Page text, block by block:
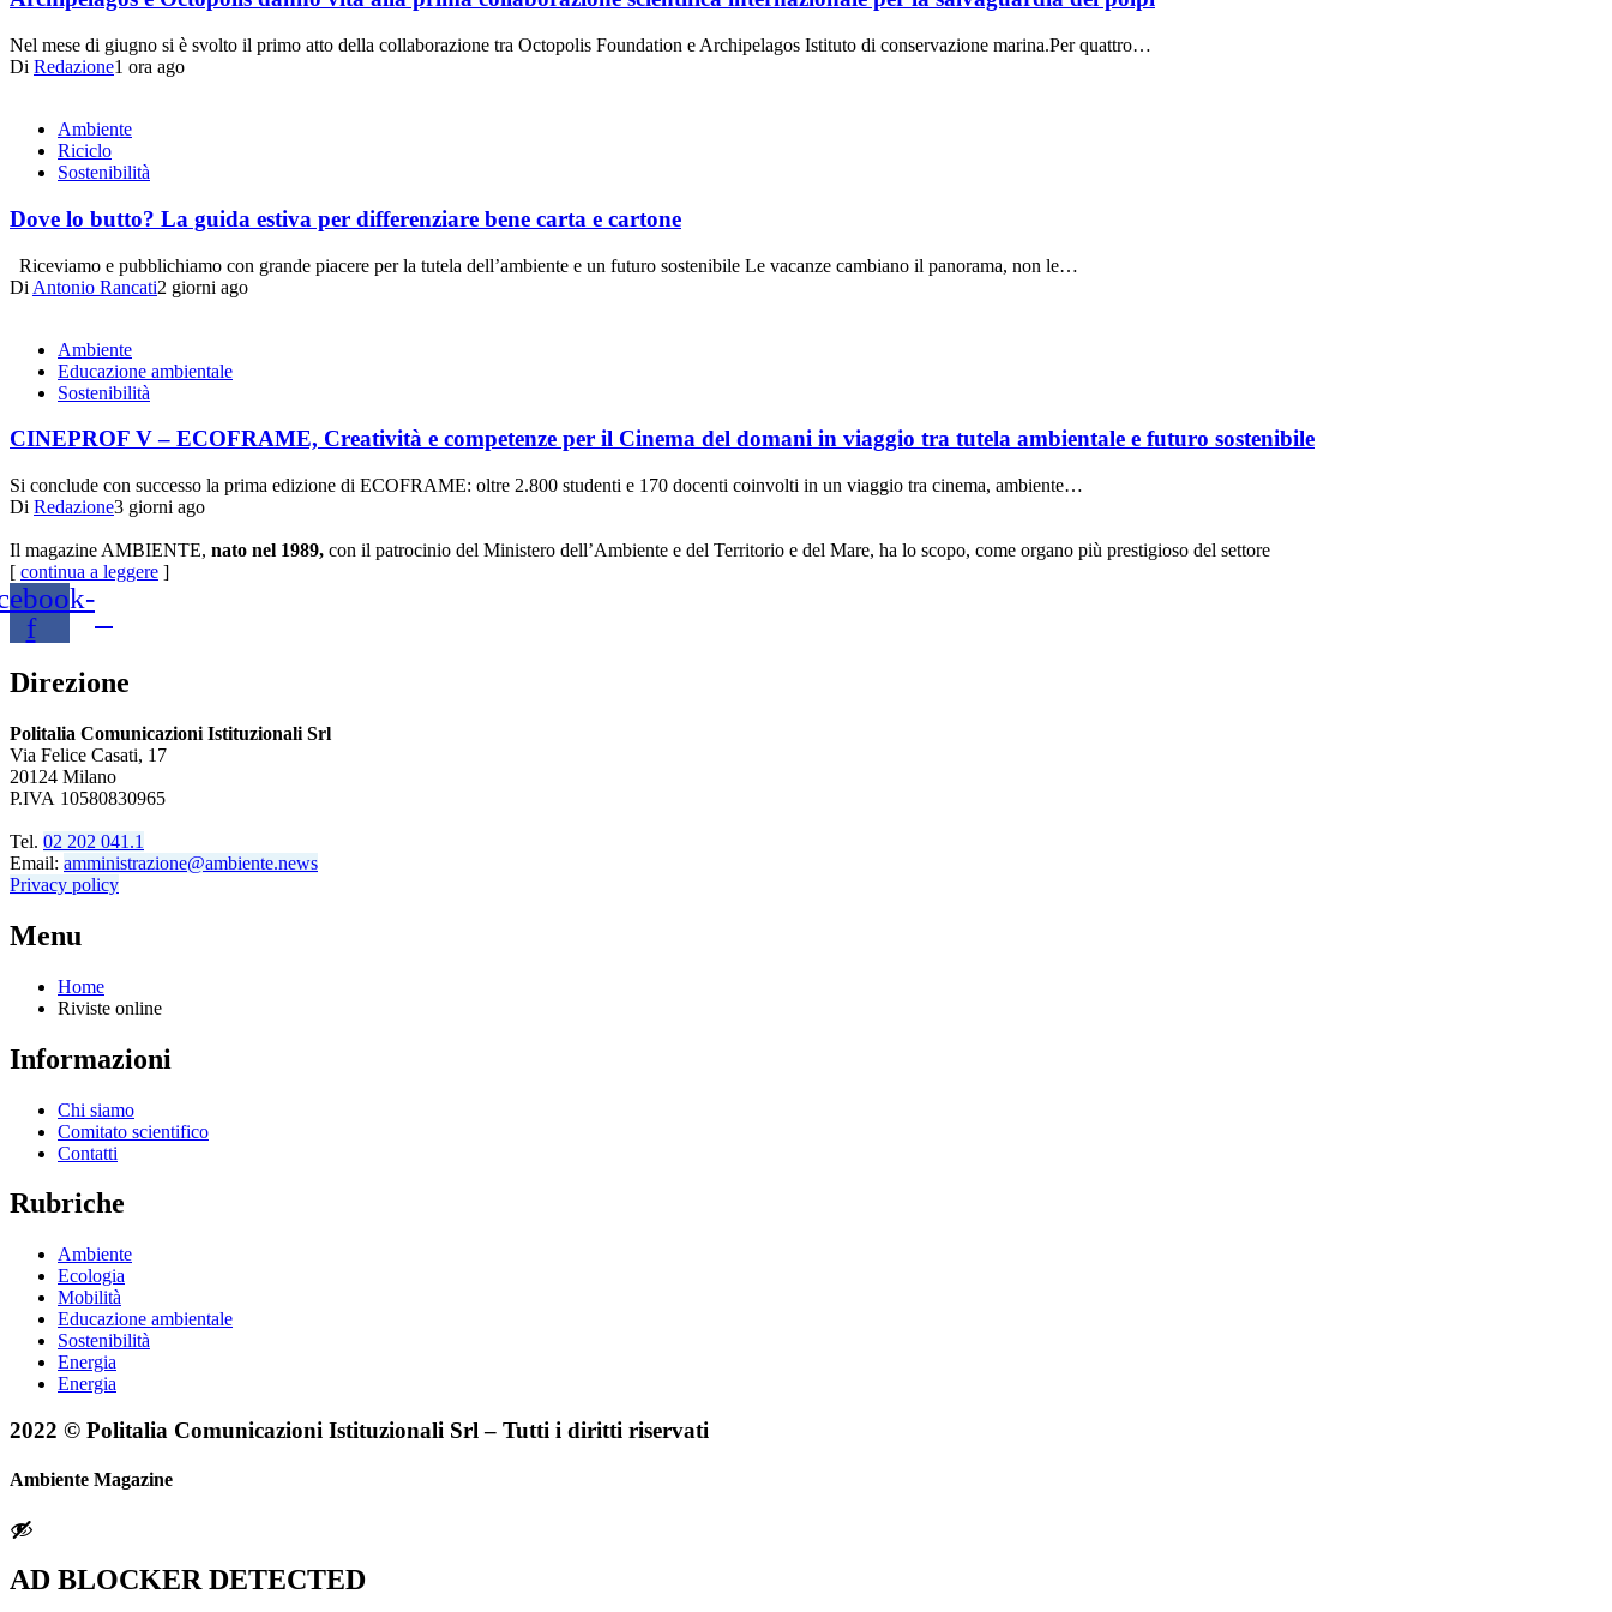
Nel mese di giugno si è svolto il primo atto della collaborazione tra Octopolis Foundation e Archipelagos Istituto di conservazione marina.Per quattro…
Di Redazione1 ora ago
Ambiente
Riciclo
Sostenibilità
Dove lo butto? La guida estiva per differenziare bene carta e cartone
Riceviamo e pubblichiamo con grande piacere per la tutela dell’ambiente e un futuro sostenibile Le vacanze cambiano il panorama, non le…
Di Antonio Rancati2 giorni ago
Ambiente
Educazione ambientale
Sostenibilità
CINEPROF V – ECOFRAME, Creatività e competenze per il Cinema del domani in viaggio tra tutela ambientale e futuro sostenibile
Si conclude con successo la prima edizione di ECOFRAME: oltre 2.800 studenti e 170 docenti coinvolti in un viaggio tra cinema, ambiente…
Di Redazione3 giorni ago
Il magazine AMBIENTE, nato nel 1989, con il patrocinio del Ministero dell’Ambiente e del Territorio e del Mare, ha lo scopo, come organo più prestigioso del settore
[ continua a leggere ]
f
Direzione
Politalia Comunicazioni Istituzionali Srl
Via Felice Casati, 17
20124 Milano
P.IVA 10580830965
Tel. 02 202 041.1
Email: amministrazione@ambiente.news
Privacy policy
Menu
Home
Riviste online
Informazioni
Chi siamo
Comitato scientifico
Contatti
Rubriche
Ambiente
Ecologia
Mobilità
Educazione ambientale
Sostenibilità
Energia
Energia
2022 © Politalia Comunicazioni Istituzionali Srl – Tutti i diritti riservati
Ambiente Magazine
AD BLOCKER DETECTED